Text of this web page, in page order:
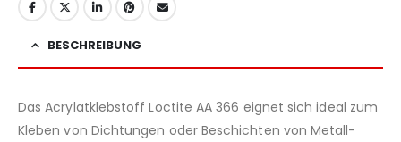
BESCHREIBUNG
Das Acrylatklebstoff Loctite AA 366 eignet sich ideal zum
Kleben von Dichtungen oder Beschichten von Metall-